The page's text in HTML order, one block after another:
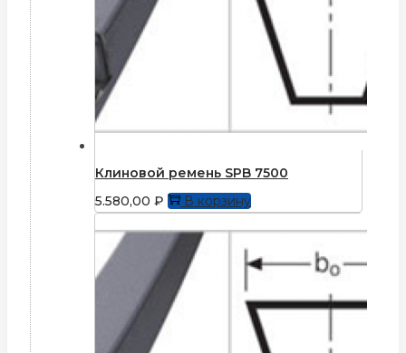
Клиновой ремень SPB 7500
5.580,00 ₽ В корзину